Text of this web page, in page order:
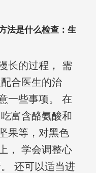
法是什么检查：生
长的过程， 需
合医生的治
一些事项。 在
富含酪氨酸和
果等，对黑色
， 学会调整心
还可以适当进